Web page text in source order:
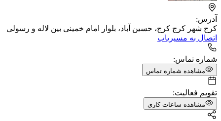
آدرس:
کرج شهر کرج کرج، حسین آباد، بلوار امام خمینی بین لاله و رسولی
اتصال به مسیریاب
شماره تماس:
مشاهده شماره تماس
تقویم فعالیت:
مشاهده ساعات کاری